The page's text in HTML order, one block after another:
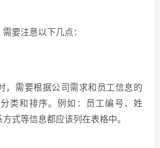
要注意以下几点：
，需要根据公司需求和员工信息的
类和排序。例如：员工编号、姓
式等信息都应该列在表格中。